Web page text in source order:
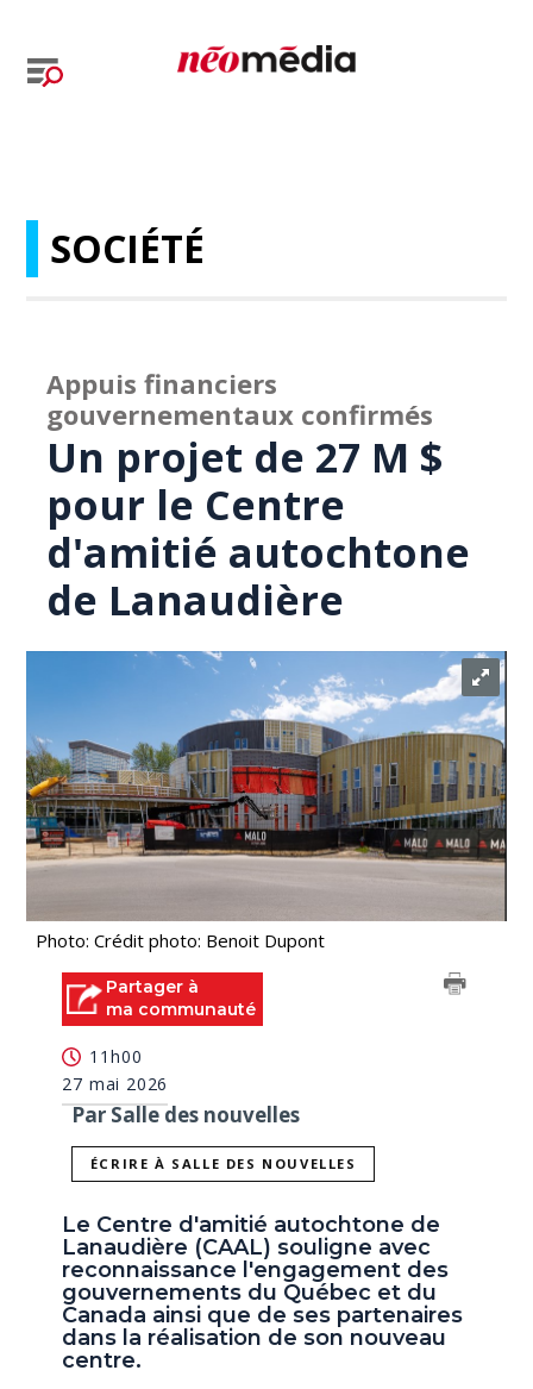
SOCIÉTÉ
Appuis financiers
gouvernementaux confirmés
Un projet de 27 M $
pour le Centre
d'amitié autochtone
de Lanaudière
Photo: Crédit photo: Benoit Dupont
Partager à
ma communauté
11h00
27 mai 2026
Par Salle des nouvelles
ÉCRIRE À SALLE DES NOUVELLES
Le Centre d'amitié autochtone de
Lanaudière (CAAL) souligne avec
reconnaissance l'engagement des
gouvernements du Québec et du
Canada ainsi que de ses partenaires
dans la réalisation de son nouveau
centre.